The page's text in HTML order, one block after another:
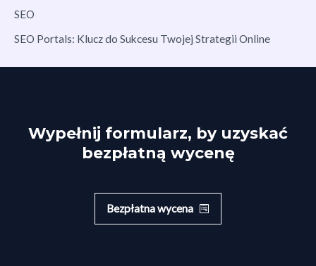
SEO
SEO Portals: Klucz do Sukcesu Twojej Strategii Online
Wypełnij formularz, by uzyskać
bezpłatną wycenę
Bezpłatna wycena